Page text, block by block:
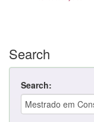
Search
Search: